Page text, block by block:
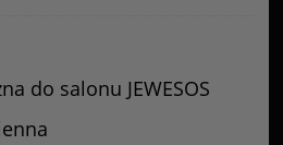
do salonu JEWESOS